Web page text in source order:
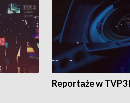
Reportaże w TVP3